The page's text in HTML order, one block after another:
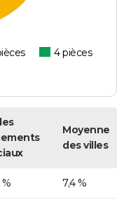
4 pièces
Moyenne
des villes
7,4 %